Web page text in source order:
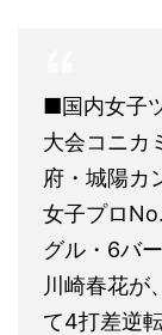
■国内女子
大会コニカ
府・城陽カ
女子プロ
グル・6バ
川崎春花が
て4打差逆